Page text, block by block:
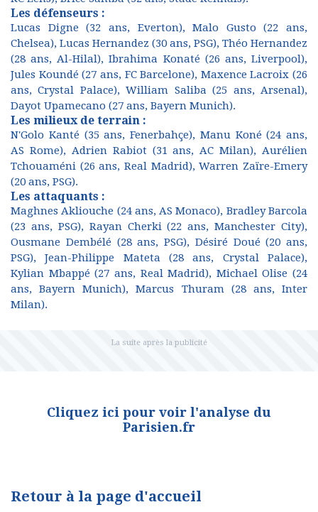
Les défenseurs :
Lucas Digne (32 ans, Everton), Malo Gusto (22 ans,
Chelsea), Lucas Hernandez (30 ans, PSG), Théo Hernandez
(28 ans, Al-Hilal), Ibrahima Konaté (26 ans, Liverpool),
Jules Koundé (27 ans, FC Barcelone), Maxence Lacroix (26
ans, Crystal Palace), William Saliba (25 ans, Arsenal),
Dayot Upamecano (27 ans, Bayern Munich).
Les milieux de terrain :
N'Golo Kanté (35 ans, Fenerbahçe), Manu Koné (24 ans,
AS Rome), Adrien Rabiot (31 ans, AC Milan), Aurélien
Tchouaméni (26 ans, Real Madrid), Warren Zaïre-Emery
(20 ans, PSG).
Les attaquants :
Maghnes Akliouche (24 ans, AS Monaco), Bradley Barcola
(23 ans, PSG), Rayan Cherki (22 ans, Manchester City),
Ousmane Dembélé (28 ans, PSG), Désiré Doué (20 ans,
PSG), Jean-Philippe Mateta (28 ans, Crystal Palace),
Kylian Mbappé (27 ans, Real Madrid), Michael Olise (24
ans, Bayern Munich), Marcus Thuram (28 ans, Inter
Milan).
Cliquez ici pour voir l'analyse du
Parisien.fr
Retour à la page d'accueil